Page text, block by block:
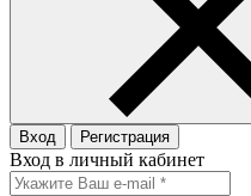
Вход Регистрация
Вход в личный кабинет